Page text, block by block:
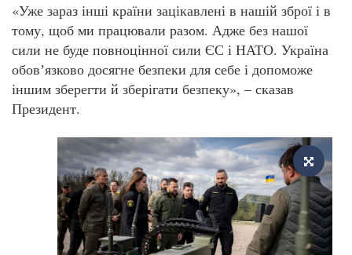
«Уже зараз інші країни зацікавлені в нашій зброї і в
тому, щоб ми працювали разом. Адже без нашої
сили не буде повноцінної сили ЄС і НАТО. Україна
обовʼязково досягне безпеки для себе і допоможе
іншим зберегти й зберігати безпеку», – сказав
Президент.